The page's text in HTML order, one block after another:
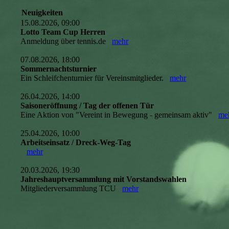
Neuigkeiten
15.08.2026, 09:00
Lotto Team Cup Herren
Anmeldung über tennis.de mehr
07.08.2026, 18:00
Sommernachtsturnier
Ein Schleifchenturnier für Vereinsmitglieder. mehr
26.04.2026, 14:00
Saisoneröffnung / Tag der offenen Tür
Eine Aktion von "Vereint in Bewegung - gemeinsam aktiv"
25.04.2026, 10:00
Arbeitseinsatz / Dreck-Weg-Tag
mehr
20.03.2026, 19:30
Jahreshauptversammlung mit Vorstandswahlen
Mitgliederversammlung TCU mehr